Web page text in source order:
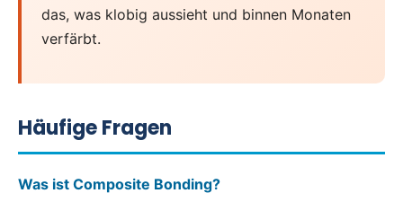
das, was klobig aussieht und binnen Monaten
verfärbt.
Häufige Fragen
Was ist Composite Bonding?